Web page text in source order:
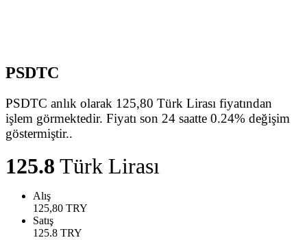
PSDTC
PSDTC anlık olarak 125,80 Türk Lirası fiyatından
işlem görmektedir. Fiyatı son 24 saatte 0.24% değişim
göstermiştir..
125.8 Türk Lirası
Alış
125,80 TRY
Satış
125.8 TRY